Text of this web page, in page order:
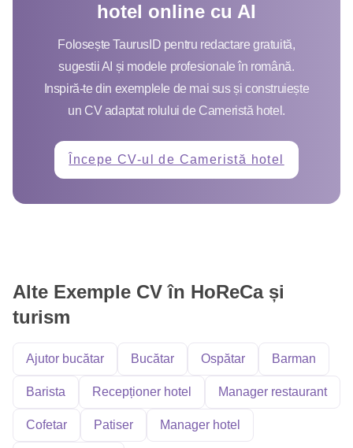
hotel online cu AI
Folosește TaurusID pentru redactare gratuită,
sugestii AI și modele profesionale în română.
Inspiră-te din exemplele de mai sus și construiește
un CV adaptat rolului de Cameristă hotel.
Începe CV-ul de Cameristă hotel
Alte Exemple CV în HoReCa și
turism
Ajutor bucătar Bucătar Ospătar Barman
Barista Recepționer hotel Manager restaurant
Cofetar Patiser Manager hotel